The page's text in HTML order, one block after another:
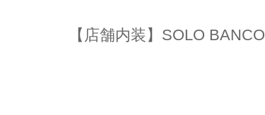
【店舗内装】SOLO BANCO